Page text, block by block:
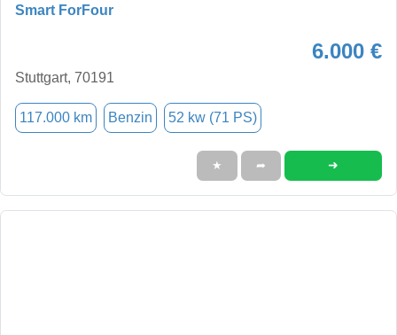
Smart ForFour
6.000 €
Stuttgart, 70191
117.000 km Benzin 52 kw (71 PS)
★ ➦ ➜